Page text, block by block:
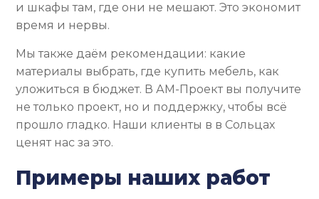
и шкафы там, где они не мешают. Это экономит
время и нервы.
Мы также даём рекомендации: какие
материалы выбрать, где купить мебель, как
уложиться в бюджет. В АМ-Проект вы получите
не только проект, но и поддержку, чтобы всё
прошло гладко. Наши клиенты в в Сольцах
ценят нас за это.
Примеры наших работ